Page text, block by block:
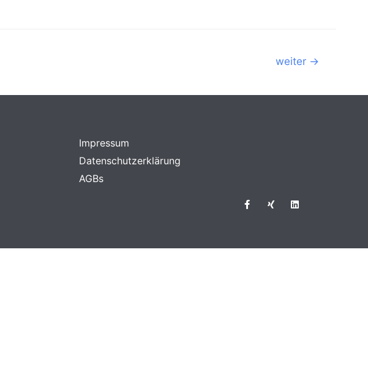
weiter →
Impressum
Datenschutzerklärung
AGBs